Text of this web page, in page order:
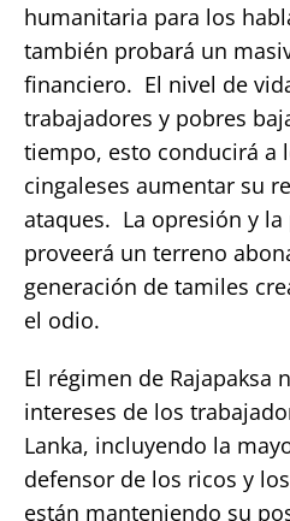
humanitaria para los
también probará un
financiero. El nivel de
trabajadores y pobres
tiempo, esto conducirá a
cingaleses aumentar su
ataques. La opresión y
proveerá un terreno
generación de tamiles
el odio.
El régimen de Rajapaksa
intereses de los
Lanka, incluyendo la
defensor de los ricos y
están manteniendo su